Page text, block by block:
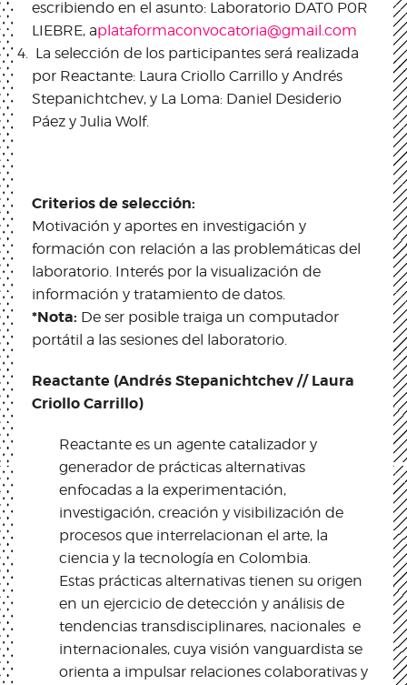
escribiendo en el asunto: Laboratorio DAT0 P0R
LIEBRE, aplataformaconvocatoria@gmail.com
La selección de los participantes será realizada
por Reactante: Laura Criollo Carrillo y Andrés
Stepanichtchev, y La Loma: Daniel Desiderio
Páez y Julia Wolf.
Criterios de selección:
Motivación y aportes en investigación y
formación con relación a las problemáticas del
laboratorio. Interés por la visualización de
información y tratamiento de datos.
*Nota: De ser posible traiga un computador
portátil a las sesiones del laboratorio.
Reactante (Andrés Stepanichtchev // Laura
Criollo Carrillo)
Reactante es un agente catalizador y
generador de prácticas alternativas
enfocadas a la experimentación,
investigación, creación y visibilización de
procesos que interrelacionan el arte, la
ciencia y la tecnología en Colombia.
Estas prácticas alternativas tienen su origen
en un ejercicio de detección y análisis de
tendencias transdisciplinares, nacionales e
internacionales, cuya visión vanguardista se
orienta a impulsar relaciones colaborativas y